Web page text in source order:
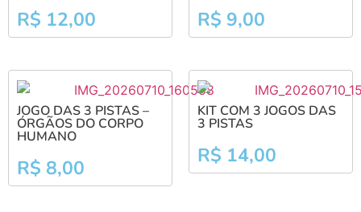
R$ 12,00 R$ 9,00
JOGO DAS 3 PISTAS –
ÓRGÃOS DO CORPO
HUMANO
R$ 8,00
KIT COM 3 JOGOS DAS
3 PISTAS
R$ 14,00